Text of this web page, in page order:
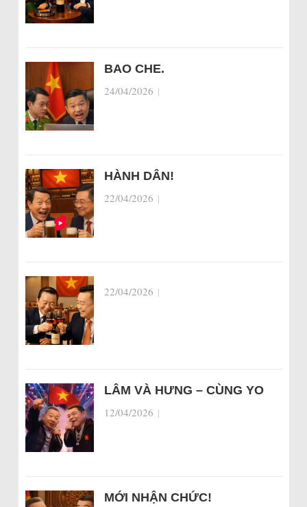
BAO CHE.
24/04/2026 |
HÀNH DÂN!
22/04/2026 |
22/04/2026 |
LÂM VÀ HƯNG – CÙNG YO
12/04/2026 |
MỚI NHẬN CHỨC!